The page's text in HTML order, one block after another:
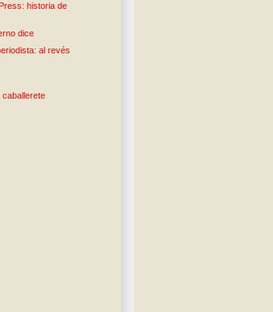
historia de
dice
al revés
caballerete